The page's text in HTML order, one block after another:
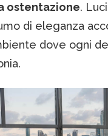
ostentazione.
di eleganza
dove ogni